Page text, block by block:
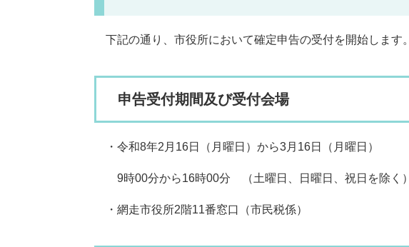
下記の通り、市役所において確定申告の受付を開始します。
申告受付期間及び受付会場
・令和8年2月16日（月曜日）から3月16日（月曜日）
9時00分から16時00分 （土曜日、日曜日、祝日を除く）
・網走市役所2階11番窓口（市民税係）